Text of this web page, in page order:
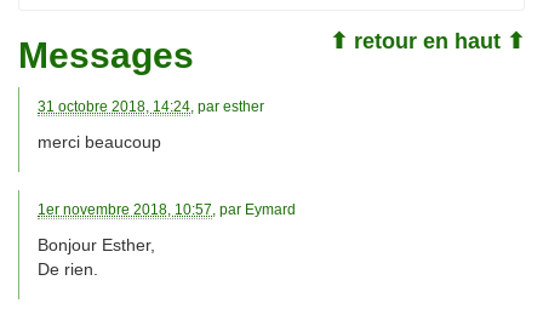
⬆ retour en haut ⬆
Messages
31 octobre 2018, 14:24, par esther
merci beaucoup
1er novembre 2018, 10:57, par Eymard
Bonjour Esther,
De rien.